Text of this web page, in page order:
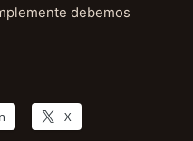
debemos
X